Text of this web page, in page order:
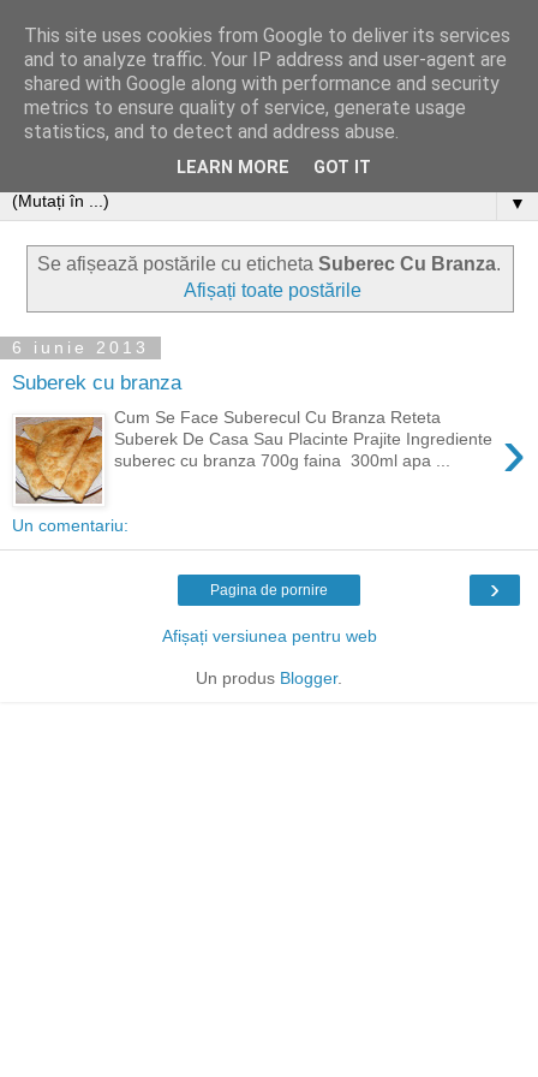
▼
Se afișează postările cu eticheta Suberec Cu Branza.
Afișați toate postările
6 iunie 2013
Suberek cu branza
›
Cum Se Face Suberecul Cu Branza Reteta
Suberek De Casa Sau Placinte Prajite Ingrediente
suberec cu branza 700g faina 300ml apa ...
Un comentariu:
›
Pagina de pornire
Afișați versiunea pentru web
Un produs Blogger.
This site uses cookies from Google to deliver its services
and to analyze traffic. Your IP address and user-agent are
shared with Google along with performance and security
metrics to ensure quality of service, generate usage
statistics, and to detect and address abuse.
LEARN MORE GOT IT